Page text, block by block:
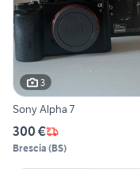
3
Sony Alpha 7
300 €
Brescia (BS)